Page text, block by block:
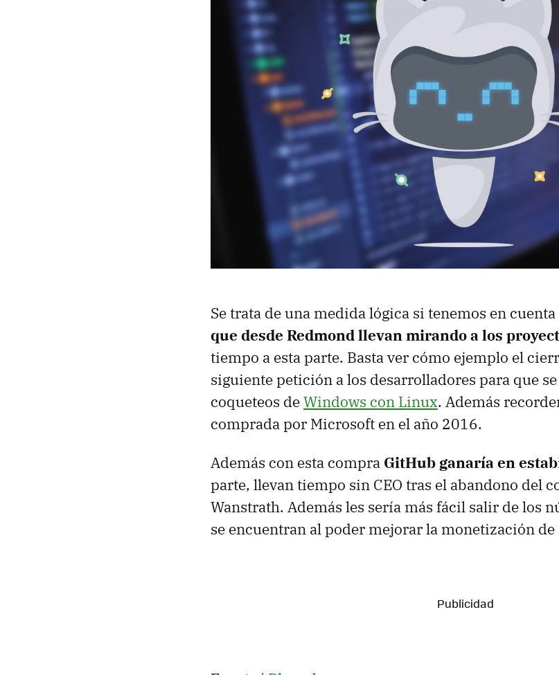
Se trata de una medida lógica si tenemos en cuenta
que desde Redmond llevan mirando a los
tiempo a esta parte. Basta ver cómo ejemplo el
siguiente petición a los desarrolladores para que
coqueteos deWindows con Linux. Además
comprada por Microsoft en el año 2016.
Además con esta compra GitHub ganaría en
parte, llevan tiempo sin CEO tras el abandono del
Wanstrath. Además les sería más fácil salir de los
se encuentran al poder mejorar la monetización